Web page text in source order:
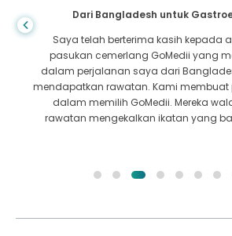
Dari Bangladesh untuk
Saya telah berterima kasih kepada
pasukan cemerlang GoMedii yang
dalam perjalanan saya dari
mendapatkan rawatan. Kami membuat
dalam memilih GoMedii. Mereka
rawatan mengekalkan ikatan yang